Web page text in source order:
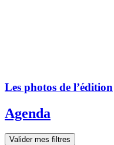
Les photos de l’édition
Agenda
Valider mes filtres